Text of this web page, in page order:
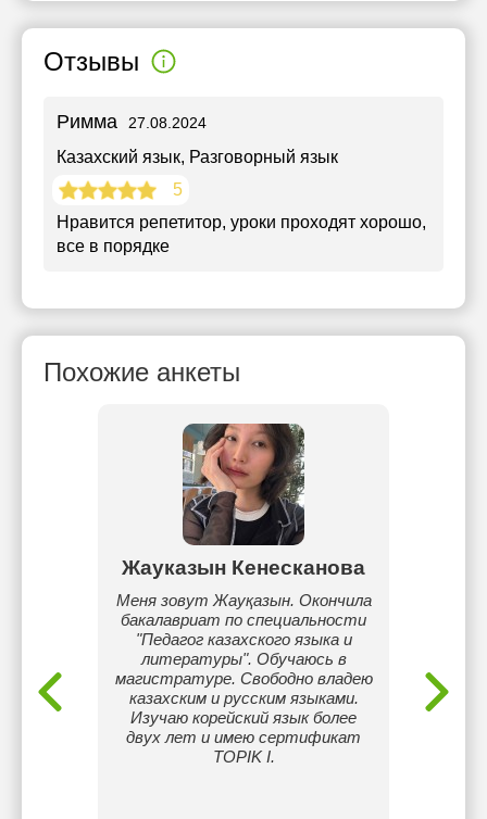
Отзывы
Римма 27.08.2024
Казахский язык, Разговорный язык
5
Нравится репетитор, уроки проходят хорошо,
все в порядке
Похожие анкеты
Жауказын Кенесканова
Меня зовут Жауқазын. Окончила
бакалавриат по специальности
"Педагог казахского языка и
литературы". Обучаюсь в
магистратуре. Свободно владею
казахским и русским языками.
Изучаю корейский язык более
двух лет и имею сертификат
TOPIK I.